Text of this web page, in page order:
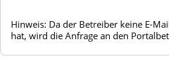
Hinweis: Da der Betreiber keine E-
hat, wird die Anfrage an den